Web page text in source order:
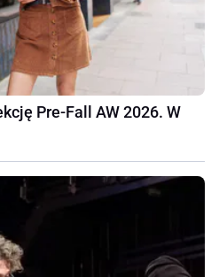
Pre-Fall AW 2026. W